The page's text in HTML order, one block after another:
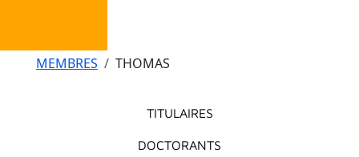
Fil d'Ariane
MEMBRES THOMAS
Menu principalTITULAIRES
DOCTORANTS